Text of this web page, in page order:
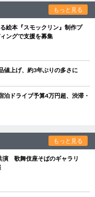
もっと見る
絵本『スモックリン』制作プ
ングで支援を募集
値上げ、約3年ぶりの多さに
ドライブ予算4万円超、渋滞・
もっと見る
演 歌舞伎座そばのギャラリ